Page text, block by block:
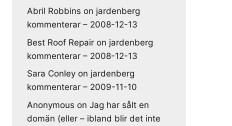
Abril Robbins on jardenberg
kommenterar – 2008-12-13
Best Roof Repair on jardenberg
kommenterar – 2008-12-13
Sara Conley on jardenberg
kommenterar – 2009-11-10
Anonymous on Jag har sålt en
domän (eller – ibland blir det inte